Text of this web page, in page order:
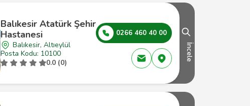
Balıkesir Atatürk Şehir
Hastanesi
Balıkesir, Altıeylül
Posta Kodu: 10100
0.0 (0)
0266 460 40 00
İncele